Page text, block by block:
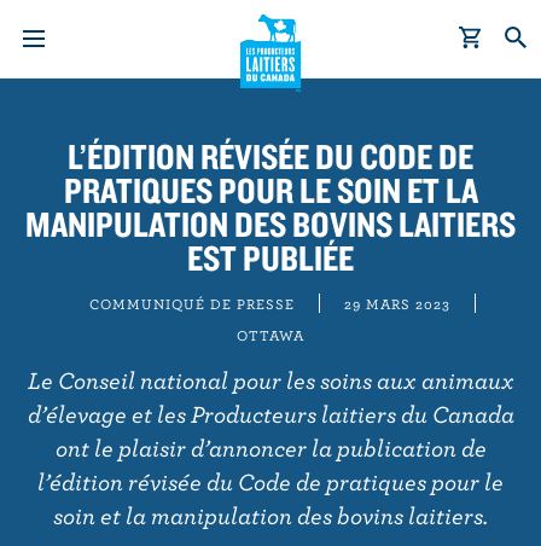
L’ÉDITION RÉVISÉE DU CODE DE
PRATIQUES POUR LE SOIN ET LA
MANIPULATION DES BOVINS LAITIERS
EST PUBLIÉE
COMMUNIQUÉ DE PRESSE
29 MARS 2023
OTTAWA
Le Conseil national pour les soins aux animaux
d’élevage et les Producteurs laitiers du Canada
ont le plaisir d’annoncer la publication de
l’édition révisée du Code de pratiques pour le
soin et la manipulation des bovins laitiers.